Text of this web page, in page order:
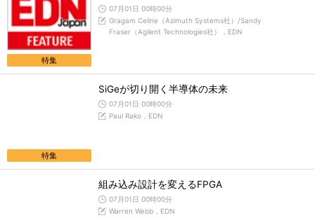
特集
07月01日 00時00分
Gragam Celine（Azimuth Systems社）/Sandy
Fraser（Agilent Technologies社），EDN
特集
SiGeが切り開く半導体の未来
07月01日 00時00分
Paul Rako，EDN
組み込み設計を変えるFPGA
07月01日 00時00分
Warren Webb，EDN